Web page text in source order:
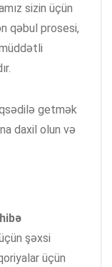
sizin üçün
qəbul prosesi,
getmək
daxil olun və
şəxsi
üçün